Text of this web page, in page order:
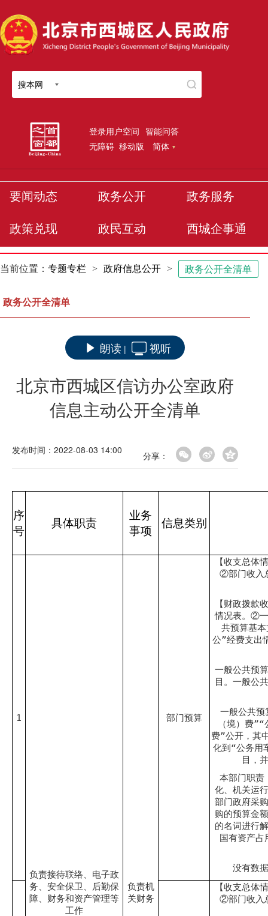
搜本网
登录用户空间 智能问答
无障碍 移动版 简体
要闻动态 政务公开 政务服务
政策兑现 政民互动 西城企事通
当前位置： 专题专栏 > 政府信息公开 > 政务公开全清单
政务公开全清单
朗读 | 视听
北京市西城区信访办公室政府
信息主动公开全清单
发布时间：2022-08-03 14:00 分享：
序
号
具体职责
业务
事项
信息类别
1
负责接待联络、电子政
务、安全保卫、后勤保
障、财务和资产管理等
工作
负责机
关财务
部门预算
【收支总体
②部门收入
【财政拨款
情况表。②
共预算基
公”经费支出
一般公共预
目。一般公
一般公共预
（境）费
费”公开，其
化到“公务用
目，
本部门职责
化、机关运
部门政府采
购的预算金
的名词进行
国有资产占
没有数
【收支总体
②部门收入